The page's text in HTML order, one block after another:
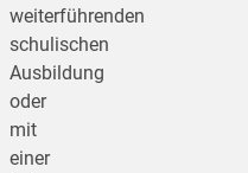
weiterführenden
schulischen
Ausbildung
oder
mit
einer